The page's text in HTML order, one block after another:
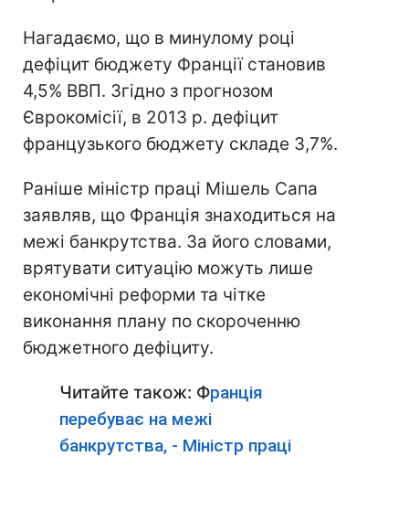
Нагадаємо, що в минулому році
дефіцит бюджету Франції становив
4,5% ВВП. Згідно з прогнозом
Єврокомісії, в 2013 р. дефіцит
французького бюджету складе 3,7%.
Раніше міністр праці Мішель Сапа
заявляв, що Франція знаходиться на
межі банкрутства. За його словами,
врятувати ситуацію можуть лише
економічні реформи та чітке
виконання плану по скороченню
бюджетного дефіциту.
Читайте також: Франція
перебуває на межі
банкрутства, - Міністр праці